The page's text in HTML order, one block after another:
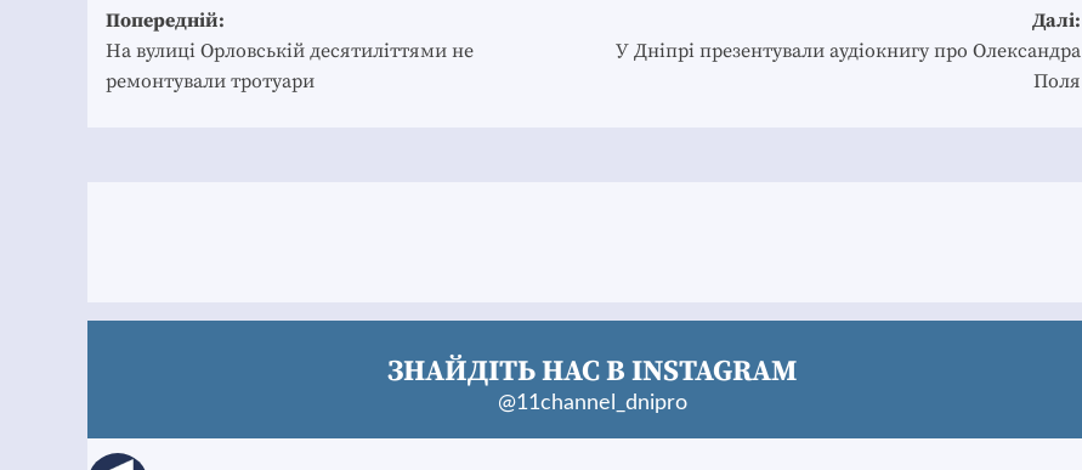
Post
navigation
Попередній:
На вулиці Орловській десятиліттями не
ремонтували тротуари
Далі:
У Дніпрі презентували аудіокнигу про Олександра
Поля
ЗНАЙДІТЬ НАС В INSTAGRAM
@11channel_dnipro